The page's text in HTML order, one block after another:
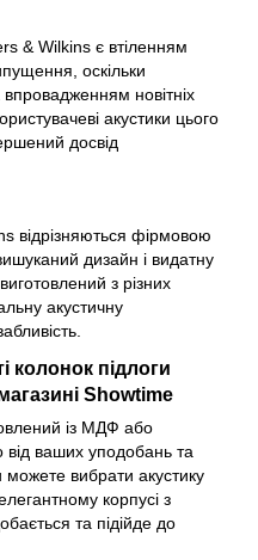
& Wilkins є втіленням
оскільки
новітніх
акустики цього
досвід
відрізняються фірмовою
дизайн і видатну
з різних
акустичну
колонок підлоги
Showtime
із МДФ або
від ваших уподобань та
вибрати акустику
корпусі з
та підійде до